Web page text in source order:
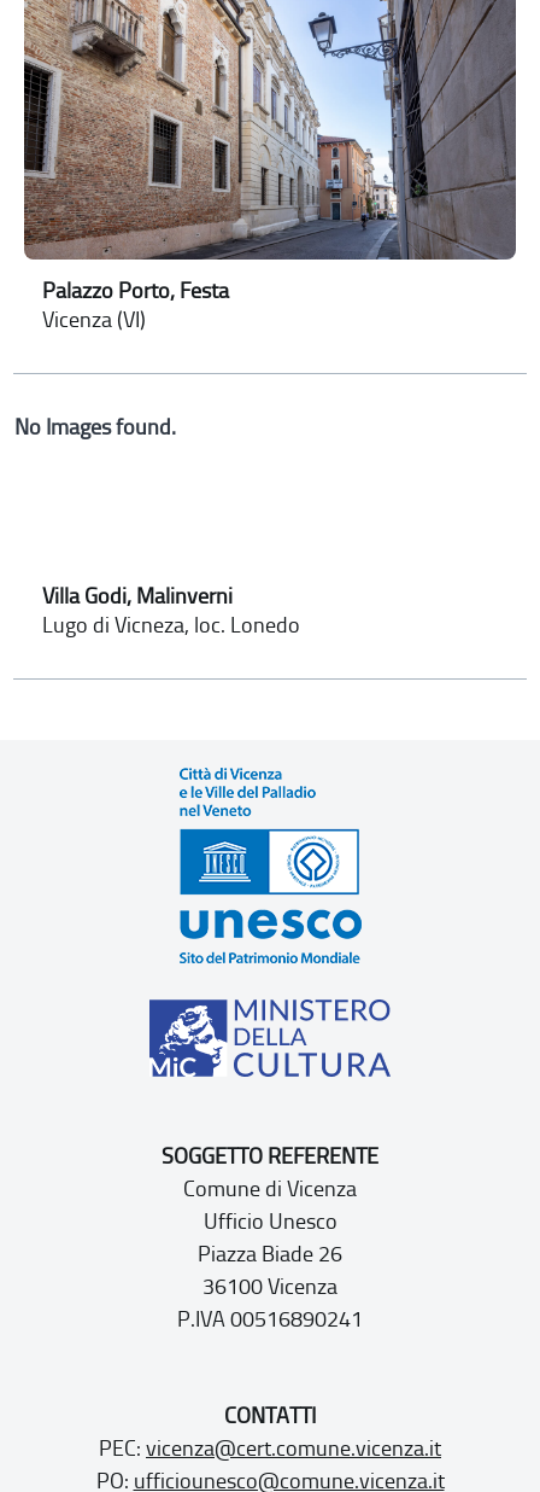
Palazzo Porto, Festa
Vicenza (VI)
No Images found.
Villa Godi, Malinverni
Lugo di Vicneza, loc. Lonedo
SOGGETTO REFERENTE
Comune di Vicenza
Ufficio Unesco
Piazza Biade 26
36100 Vicenza
P.IVA 00516890241
CONTATTI
PEC: vicenza@cert.comune.vicenza.it
PO: ufficiounesco@comune.vicenza.it